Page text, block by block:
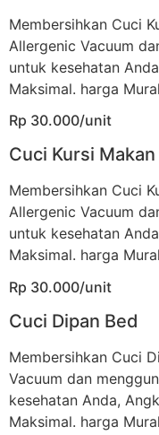
Membersihkan Cuci
Allergenic Vacuum
untuk kesehatan
Maksimal. harga
Rp 30.000/unit
Cuci Kursi Makan
Membersihkan Cuci
Allergenic Vacuum
untuk kesehatan
Maksimal. harga
Rp 30.000/unit
Cuci Dipan Bed
Membersihkan Cuci
Vacuum dan
kesehatan Anda,
Maksimal. harga